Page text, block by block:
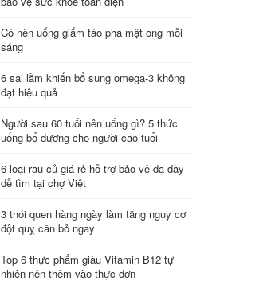
Có nên uống giấm táo pha mật ong mỗi
sáng
6 sai lầm khiến bổ sung omega-3 không
đạt hiệu quả
Người sau 60 tuổi nên uống gì? 5 thức
uống bổ dưỡng cho người cao tuổi
6 loại rau củ giá rẻ hỗ trợ bảo vệ dạ dày
dễ tìm tại chợ Việt
3 thói quen hàng ngày làm tăng nguy cơ
đột quỵ cần bỏ ngay
Top 6 thực phẩm giàu Vitamin B12 tự
nhiên nên thêm vào thực đơn